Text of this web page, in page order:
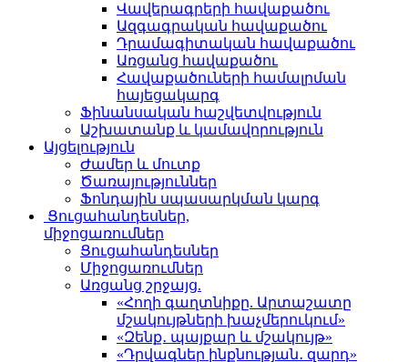
Վավերագրերի հավաքածու
Ազգագրական հավաքածու
Դրամագիտական հավաքածու
Առցանց հավաքածու
Հավաքածուների համալրման
հայեցակարգ
Ֆինանսական հաշվետվություն
Աշխատանք և կամավորություն
Այցելություն
Ժամեր և մուտք
Ծառայություններ
Ֆոնդային սպասարկման կարգ
Ցուցահանդեսներ,
միջոցառումներ
Ցուցահանդեսներ
Միջոցառումներ
Առցանց շրջայց.
«Հողի գաղտնիքը. Արտաշատը
մշակույթների խաչմերուկում»
«Զենք․ պայքար և մշակույթ»
«Դրվագներ ինքնության․ զարդ»